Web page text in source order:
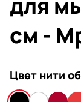
см -
Цвет нити